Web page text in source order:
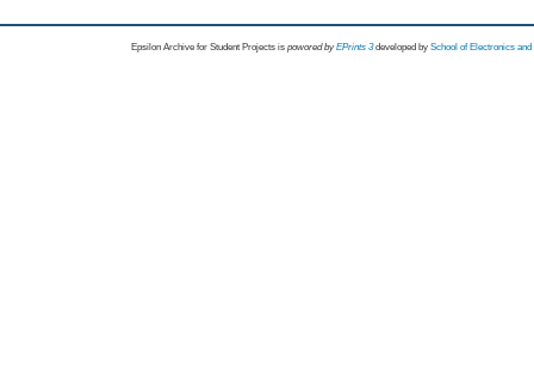
Epsilon Archive for Student Projects is powored byEPrints 3 developed by School of Electronics